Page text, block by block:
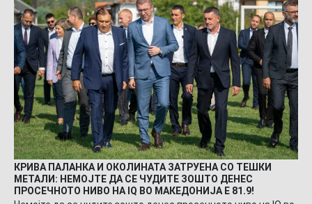
КРИВА ПАЛАНКА И ОКОЛИНАТА ЗАТРУЕНА СО ТЕШКИ
МЕТАЛИ: НЕМОЈТЕ ДА СЕ ЧУДИТЕ ЗОШТО ДЕНЕС
ПРОСЕЧНОТО НИВО НА IQ ВО МАКЕДОНИЈА Е 81.9!